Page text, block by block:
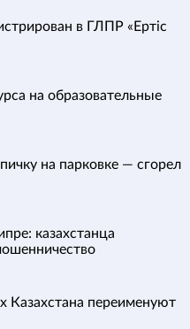
в ГЛПР «Ертіс
на образовательные
на парковке — сгорел
казахстанца
Казахстана переименуют